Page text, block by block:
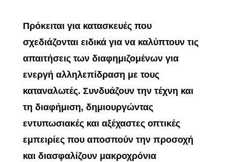
Πρόκειται για κατασκευές που
σχεδιάζονται ειδικά για να καλύπτουν τις
απαιτήσεις των διαφημιζομένων για
ενεργή αλληλεπίδραση με τους
καταναλωτές. Συνδυάζουν την τέχνη και
τη διαφήμιση, δημιουργώντας
εντυπωσιακές και αξέχαστες οπτικές
εμπειρίες που αποσπούν την προσοχή
και διασφαλίζουν μακροχρόνια